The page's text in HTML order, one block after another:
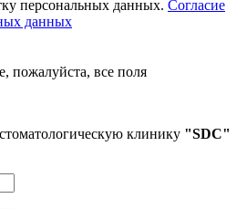
персональных данных. Согласие
данных
пожалуйста, все поля
клинику "SDC"